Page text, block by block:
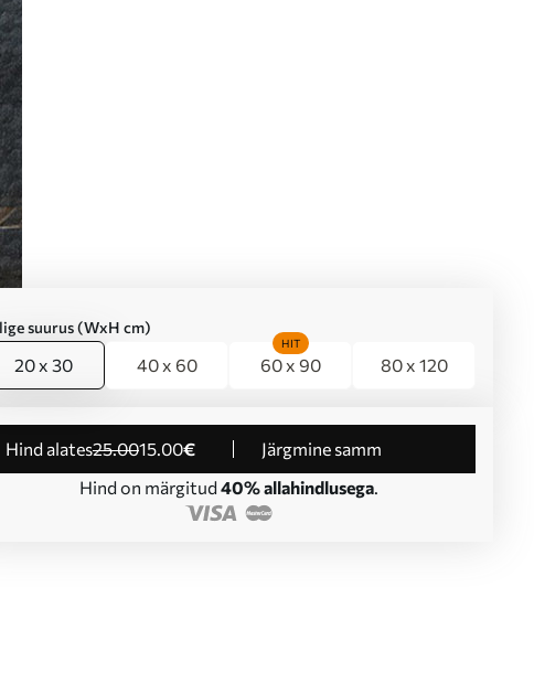
suurus (WxH cm)
20 x 30 40 x 60 60 x 90
HIT
80 x 120
Hind alates25.0015.00€
Järgmine samm
Hind on märgitud 40% allahindlusega.